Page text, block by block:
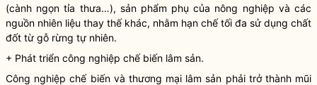
(cành ngọn tỉa thưa…), sản phẩm phụ của nông nghiệp và các
nguồn nhiên liệu thay thế khác, nhằm hạn chế tối đa sử dụng chất
đốt từ gỗ rừng tự nhiên.
+ Phát triển công nghiệp chế biến lâm sản.
Công nghiệp chế biến và thương mại lâm sản phải trở thành mũi